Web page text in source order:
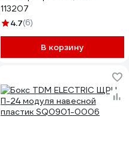
113207
4.7(6)
В корзину